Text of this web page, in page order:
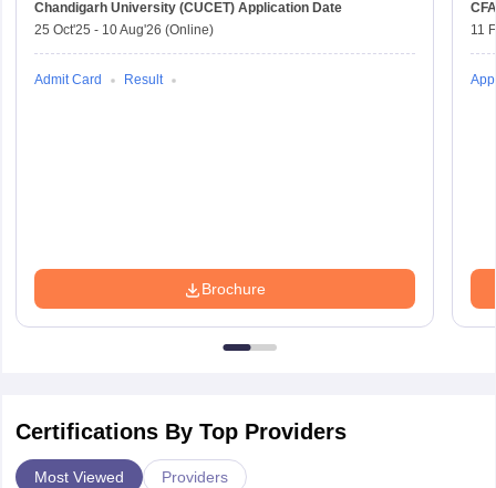
Chandigarh University (CUCET) Application Date
25 Oct'25 - 10 Aug'26 (Online)
Admit Card Result
Brochure
11
Certifications By Top Providers
Most Viewed Providers